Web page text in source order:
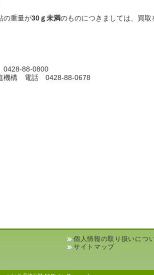
の重量が30ｇ未満のものにつきましては、買
88-0800
進機構 電話 0428-88-0678
個人情報の取り扱いにつ
サイトマップ